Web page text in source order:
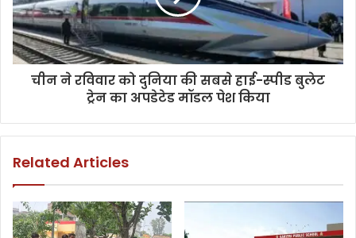
चीन ने रविवार को दुनिया की सबसे हाई-स्पीड बुलेट
ट्रेन का अपडेटेड मॉडल पेश किया
Related Articles